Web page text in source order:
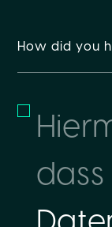
How did you